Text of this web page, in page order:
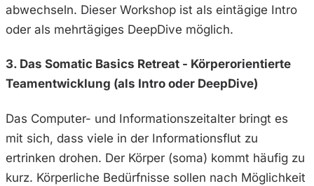
abwechseln. Dieser Workshop ist als eintägige Intro
oder als mehrtägiges DeepDive möglich.
3. Das Somatic Basics Retreat - Körperorientierte
Teamentwicklung (als Intro oder DeepDive)
Das Computer- und Informationszeitalter bringt es
mit sich, dass viele in der Informationsflut zu
ertrinken drohen. Der Körper (soma) kommt häufig zu
kurz. Körperliche Bedürfnisse sollen nach Möglichkeit